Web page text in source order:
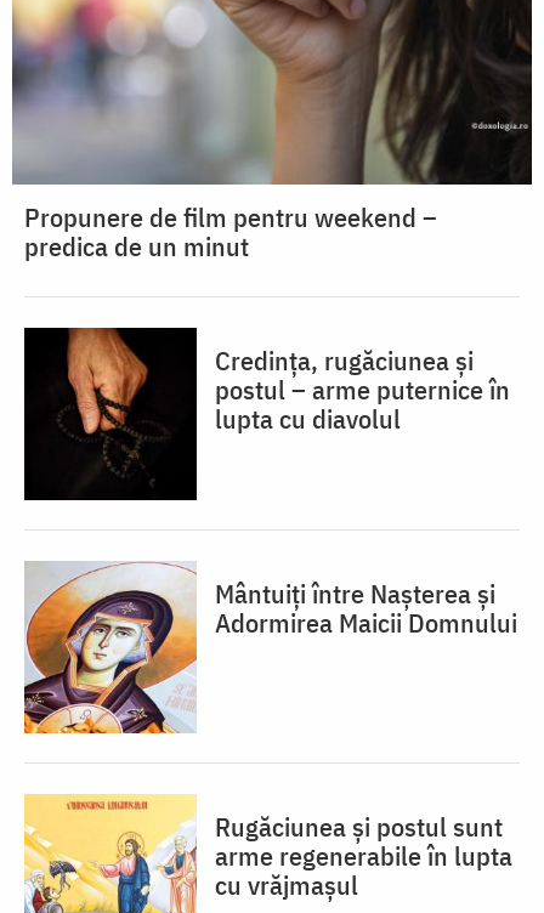
Propunere de film pentru weekend –
predica de un minut
Credința, rugăciunea și
postul – arme puternice în
lupta cu diavolul
Mântuiți între Nașterea și
Adormirea Maicii Domnului
Rugăciunea și postul sunt
arme regenerabile în lupta
cu vrăjmașul